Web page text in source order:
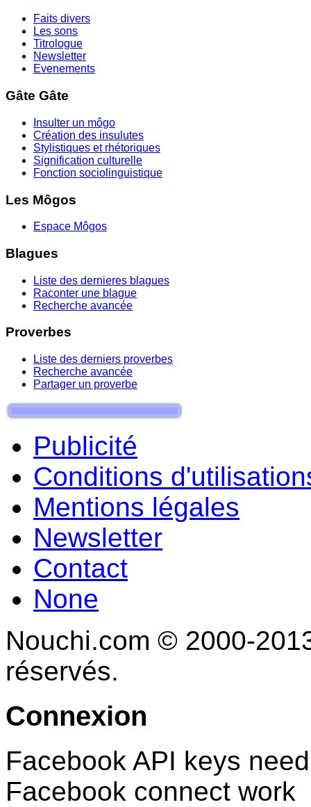
Faits divers
Les sons
Titrologue
Newsletter
Evenements
Gâte Gâte
Insulter un môgo
Création des insulutes
Stylistiques et rhétoriques
Signification culturelle
Fonction sociolinguistique
Les Môgos
Espace Môgos
Blagues
Liste des dernieres blagues
Raconter une blague
Recherche avancée
Proverbes
Liste des derniers proverbes
Recherche avancée
Partager un proverbe
Publicité
Conditions
Mentions légales
Newsletter
Contact
None
Nouchi.com © 2000-
réservés.
Connexion
Facebook API keys
Facebook connect work